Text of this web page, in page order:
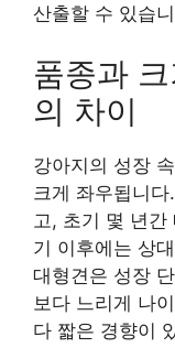
산출할 수 있습
품종과
의 차이
강아지의 성장
크게 좌우됩니
고, 초기 몇 년간
기 이후에는 상
대형견은 성장
보다 느리게 나
다 짧은 경향이